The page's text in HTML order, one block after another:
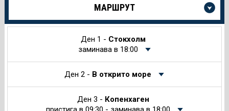
за
МАРШРУТ
Ден 1 - Стокхолм
заминава в 18:00
Ден 2 - В открито море
Ден 3 - Копенхаген